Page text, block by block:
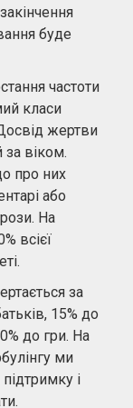
буде
частоти
класи
жертви
віком.
про них
або
На
всієї
за
15% до
до гри. На
ми
і